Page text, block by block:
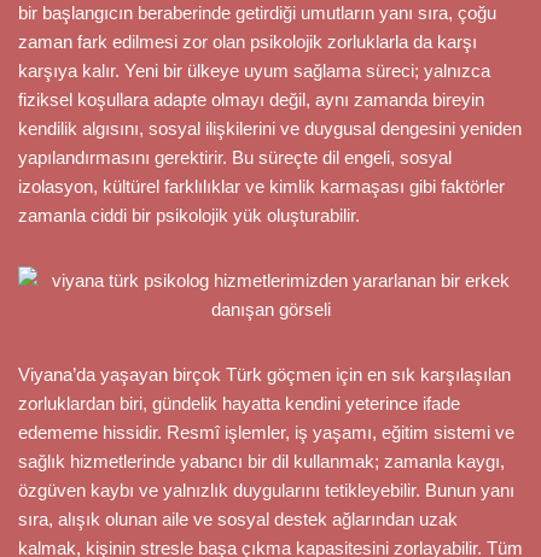
bir başlangıcın beraberinde getirdiği umutların yanı sıra, çoğu
zaman fark edilmesi zor olan psikolojik zorluklarla da karşı
karşıya kalır. Yeni bir ülkeye uyum sağlama süreci; yalnızca
fiziksel koşullara adapte olmayı değil, aynı zamanda bireyin
kendilik algısını, sosyal ilişkilerini ve duygusal dengesini yeniden
yapılandırmasını gerektirir. Bu süreçte dil engeli, sosyal
izolasyon, kültürel farklılıklar ve kimlik karmaşası gibi faktörler
zamanla ciddi bir psikolojik yük oluşturabilir.
Viyana’da yaşayan birçok Türk göçmen için en sık karşılaşılan
zorluklardan biri, gündelik hayatta kendini yeterince ifade
edememe hissidir. Resmî işlemler, iş yaşamı, eğitim sistemi ve
sağlık hizmetlerinde yabancı bir dil kullanmak; zamanla kaygı,
özgüven kaybı ve yalnızlık duygularını tetikleyebilir. Bunun yanı
sıra, alışık olunan aile ve sosyal destek ağlarından uzak
kalmak, kişinin stresle başa çıkma kapasitesini zorlayabilir. Tüm